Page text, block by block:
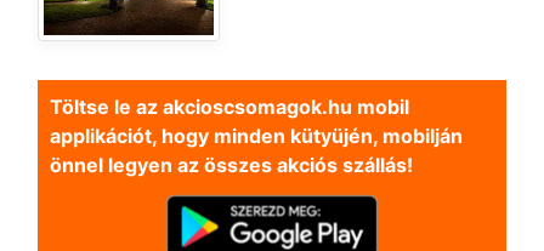
Töltse le az akcioscsomagok.hu mobil
applikációt, hogy minden kütyüjén, mobilján
önnel legyen az összes akciós szállás!